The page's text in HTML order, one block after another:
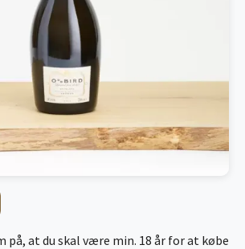
på, at du skal være min. 18 år for at købe